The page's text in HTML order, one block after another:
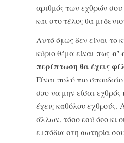
αριθμός των εχθρών σου
και στο τέλος θα
Αυτό όμως δεν είναι το
κύριο θέμα είναι πως σ’
περίπτωση θα έχεις
Είναι πολύ πιο
σου να μην είσαι
έχεις καθόλου εχθρούς.
άλλων, τόσο εσύ όσο κι
εμπόδια στη σωτηρία